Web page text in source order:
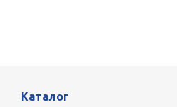
Каталог